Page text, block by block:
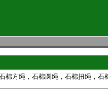
棉方绳，石棉圆绳，石棉扭绳，石